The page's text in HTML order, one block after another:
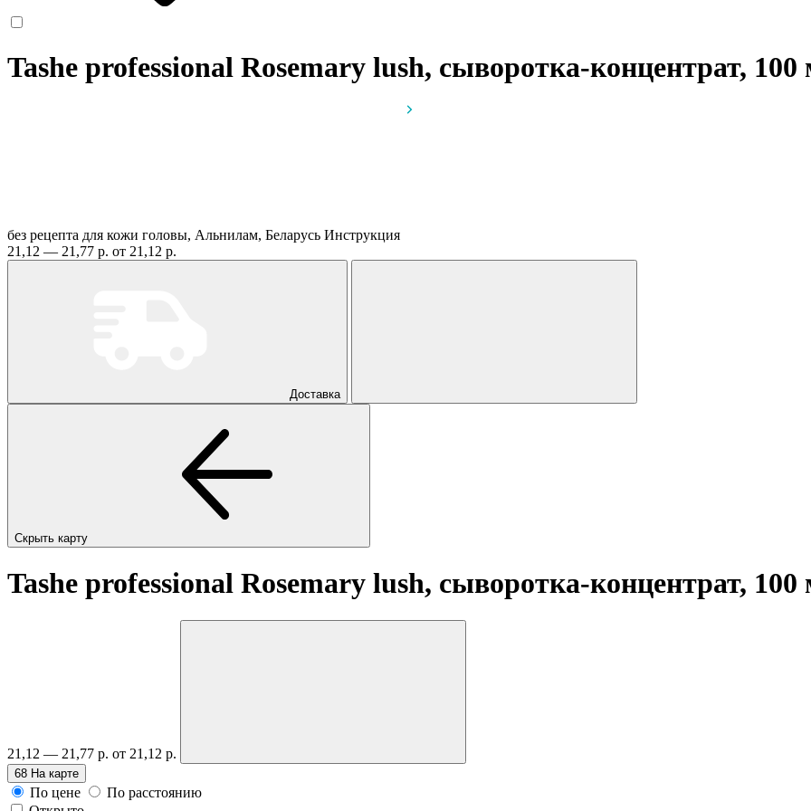
Tashe professional Rosemary lush, сыворотка-концентрат, 100
без рецепта для кожи головы, Альнилам, Беларусь Инструкция
21,12 — 21,77 р. от 21,12 р.
Доставка
Скрыть карту
Tashe professional Rosemary lush, сыворотка-концентрат, 100
21,12 — 21,77 р. от 21,12 р.
68 На карте
По цене
По расстоянию